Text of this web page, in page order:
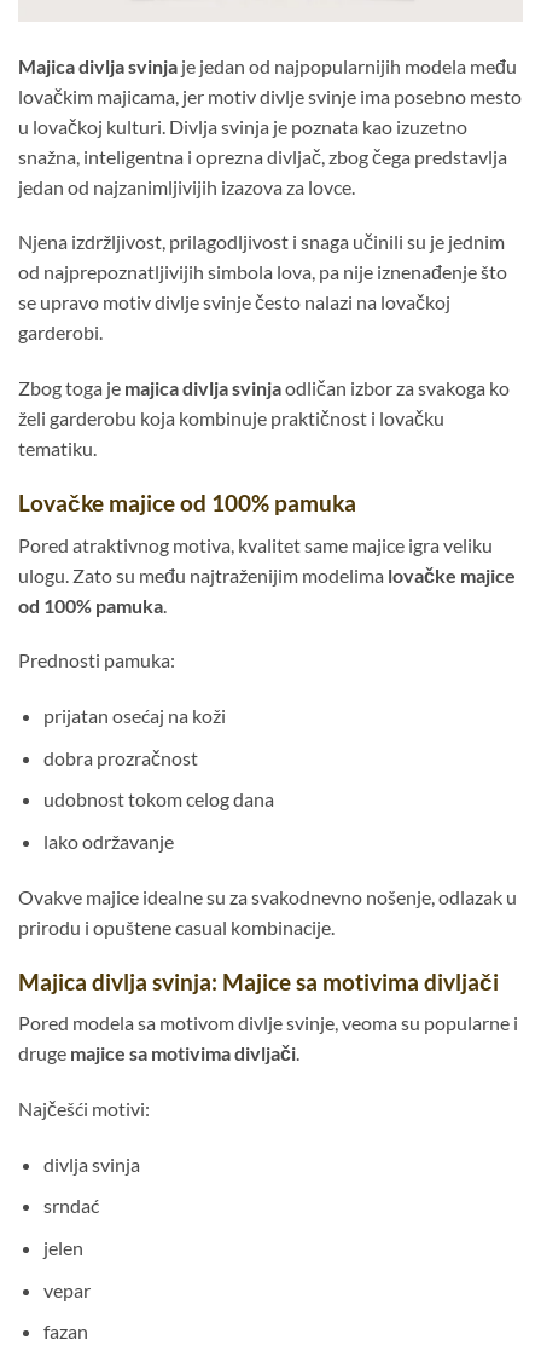
Majica divlja svinja je jedan od najpopularnijih modela među
lovačkim majicama, jer motiv divlje svinje ima posebno mesto
u lovačkoj kulturi. Divlja svinja je poznata kao izuzetno
snažna, inteligentna i oprezna divljač, zbog čega predstavlja
jedan od najzanimljivijih izazova za lovce.
Njena izdržljivost, prilagodljivost i snaga učinili su je jednim
od najprepoznatljivijih simbola lova, pa nije iznenađenje što
se upravo motiv divlje svinje često nalazi na lovačkoj
garderobi.
Zbog toga je majica divlja svinjaodličan izbor za svakoga ko
želi garderobu koja kombinuje praktičnost i lovačku
tematiku.
Lovačke majice od 100% pamuka
Pored atraktivnog motiva, kvalitet same majice igra veliku
ulogu. Zato su među najtraženijim modelima lovačke majice
od 100% pamuka
Prednosti pamuka:
prijatan osećaj na koži
dobra prozračnost
udobnost tokom celog dana
lako održavanje
Ovakve majice idealne su za svakodnevno nošenje, odlazak u
prirodu i opuštene casual kombinacije.
Majica divlja svinja: Majice sa motivima divljači
Pored modela sa motivom divlje svinje, veoma su popularne i
druge majice sa motivima divljači.
Najčešći motivi:
divlja svinja
srndać
jelen
vepar
fazan